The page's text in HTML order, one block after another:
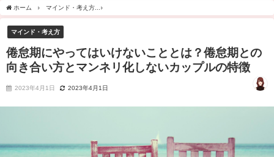
ホーム マインド・考え方
マインド・考え方
倦怠期にやってはいけないこととは？倦怠期との
向き合い方とマンネリ化しないカップルの特徴
2023年4月1日 2023年4月1日